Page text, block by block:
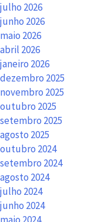
julho 2026
junho 2026
maio 2026
abril 2026
janeiro 2026
dezembro 2025
novembro 2025
outubro 2025
setembro 2025
agosto 2025
outubro 2024
setembro 2024
agosto 2024
julho 2024
junho 2024